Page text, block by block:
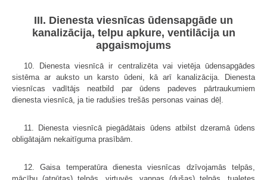
III. Dienesta viesnīcas ūdensapgāde un
kanalizācija, telpu apkure, ventilācija un
apgaismojums
10. Dienesta viesnīcā ir centralizēta vai vietēja ūdensapgādes
sistēma ar auksto un karsto ūdeni, kā arī kanalizācija. Dienesta
viesnīcas vadītājs neatbild par ūdens padeves pārtraukumiem
dienesta viesnīcā, ja tie radušies trešās personas vainas dēļ.
11. Dienesta viesnīcā piegādātais ūdens atbilst dzeramā ūdens
obligātajām nekaitīguma prasībām.
12. Gaisa temperatūra dienesta viesnīcas dzīvojamās telpās,